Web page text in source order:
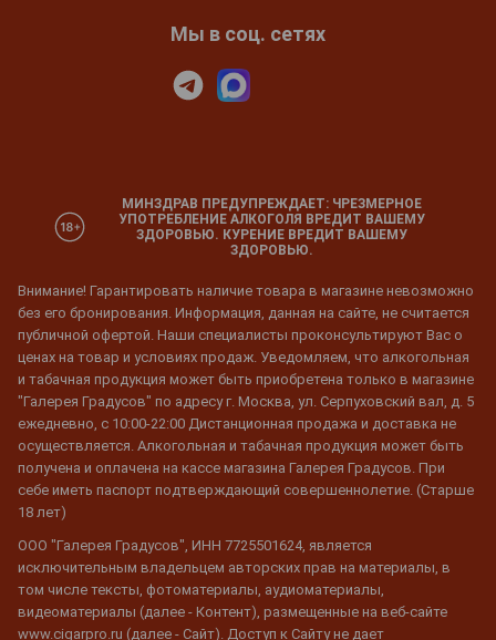
Мы в соц. сетях
МИНЗДРАВ ПРЕДУПРЕЖДАЕТ: ЧРЕЗМЕРНОЕ
УПОТРЕБЛЕНИЕ АЛКОГОЛЯ ВРЕДИТ ВАШЕМУ
ЗДОРОВЬЮ. КУРЕНИЕ ВРЕДИТ ВАШЕМУ
ЗДОРОВЬЮ.
Внимание! Гарантировать наличие товара в магазине невозможно
без его бронирования. Информация, данная на сайте, не считается
публичной офертой. Наши специалисты проконсультируют Вас о
ценах на товар и условиях продаж. Уведомляем, что алкогольная
и табачная продукция может быть приобретена только в магазине
"Галерея Градусов" по адресу г. Москва, ул. Серпуховский вал, д. 5
ежедневно, с 10:00-22:00 Дистанционная продажа и доставка не
осуществляется. Алкогольная и табачная продукция может быть
получена и оплачена на кассе магазина Галерея Градусов. При
себе иметь паспорт подтверждающий совершеннолетие. (Старше
18 лет)
ООО "Галерея Градусов", ИНН 7725501624, является
исключительным владельцем авторских прав на материалы, в
том числе тексты, фотоматериалы, аудиоматериалы,
видеоматериалы (далее - Контент), размещенные на веб-сайте
www.cigarpro.ru (далее - Сайт). Доступ к Сайту не дает